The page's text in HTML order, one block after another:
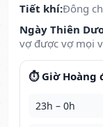
Tiết khí:Đông
Ngày Thiên
vợ được vợ mọi
⏱️ Giờ Hoàng
23h – 0h